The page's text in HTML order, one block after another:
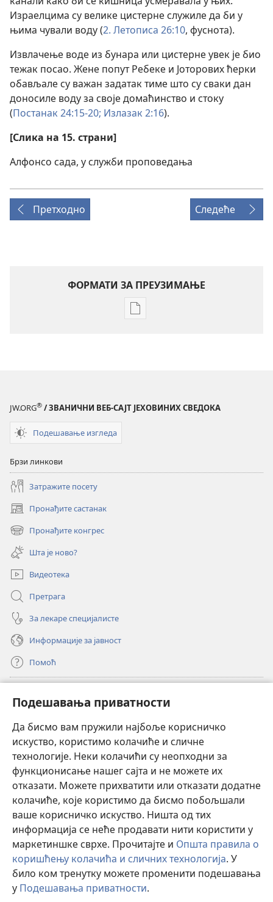
Подешавања приватности
Да бисмо вам пружили најбоље корисничко
искуство, користимо колачиће и сличне
технологије. Неки колачићи су неопходни за
функционисање нашег сајта и не можете их
отказати. Можете прихватити или отказати додатне
колачиће, које користимо да бисмо побољшали
ваше корисничко искуство. Ништа од тих
информација се неће продавати нити користити у
маркетиншке сврхе. Прочитајте и Општа правила о
коришћењу колачића и сличних технологија. У
било ком тренутку можете променити подешавања
у Подешавања приватности.
Израелцима су велике цистерне служиле да би у
њима чували воду (2. Летописа 26:10, фуснота).
Извлачење воде из бунара или цистерне увек је био
тежак посао. Жене попут Ребеке и Јоторових ћерки
обављале су важан задатак тиме што су сваки дан
доносиле воду за своје домаћинство и стоку
(Постанак 24:15-20; Излазак 2:16).
[Слика на 15. страни]
Алфонсо сада, у служби проповедања
Претходно Следеће
ФОРМАТИ ЗА ПРЕУЗИМАЊЕ
Формати
КУЛА
JW.ORG® / ЗВАНИЧНИ ВЕБ-САЈТ ЈЕХОВИНИХ СВЕДОКА
Подешавање изгледа
Брзи линкови
Затражите посету
Пронађите састанак
(отвара
нови
прозор)
Пронађите конгрес
(отвара
нови
прозор)
Шта је ново?
Видеотека
Претрага
За лекаре специјалисте
Информације за јавност
Помоћ
(отвара
нови
прозор)ОНЛАЈН БИБЛИОТЕКА Watchtower
(отвара
нови
прозор)JW Hub®
(отвара
нови
прозор)JW Library
Watchtower Library ®
Copyright© 2026 Watch Tower Bible and Tract Society of Pennsylvania.
ПРАВИЛА КОРИШЋЕЊА
ПРИВАТНОСТИ